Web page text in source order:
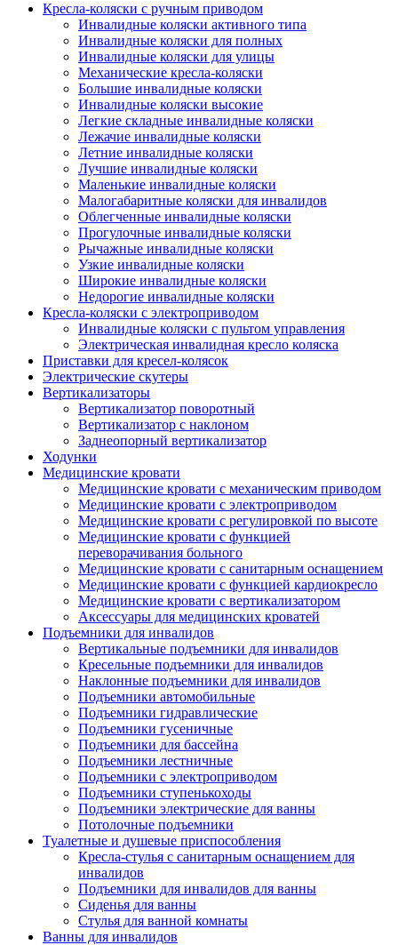
Кресла-коляски с ручным приводом
Инвалидные коляски активного типа
Инвалидные коляски для полных
Инвалидные коляски для улицы
Механические кресла-коляски
Большие инвалидные коляски
Инвалидные коляски высокие
Легкие складные инвалидные коляски
Лежачие инвалидные коляски
Летние инвалидные коляски
Лучшие инвалидные коляски
Маленькие инвалидные коляски
Малогабаритные коляски для инвалидов
Облегченные инвалидные коляски
Прогулочные инвалидные коляски
Рычажные инвалидные коляски
Узкие инвалидные коляски
Широкие инвалидные коляски
Недорогие инвалидные коляски
Кресла-коляски с электроприводом
Инвалидные коляски с пультом управления
Электрическая инвалидная кресло коляска
Приставки для кресел-колясок
Электрические скутеры
Вертикализаторы
Вертикализатор поворотный
Вертикализатор с наклоном
Заднеопорный вертикализатор
Ходунки
Медицинские кровати
Медицинские кровати с механическим приводом
Медицинские кровати с электроприводом
Медицинские кровати с регулировкой по высоте
Медицинские кровати с функцией
переворачивания больного
Медицинские кровати с санитарным оснащением
Медицинские кровати с функцией кардиокресло
Медицинские кровати с вертикализатором
Аксессуары для медицинских кроватей
Подъемники для инвалидов
Вертикальные подъемники для инвалидов
Кресельные подъемники для инвалидов
Наклонные подъемники для инвалидов
Подъемники автомобильные
Подъемники гидравлические
Подъемники гусеничные
Подъемники для бассейна
Подъемники лестничные
Подъемники с электроприводом
Подъемники ступенькоходы
Подъемники электрические для ванны
Потолочные подъемники
Туалетные и душевые приспособления
Кресла-стулья с санитарным оснащением для
инвалидов
Подъемники для инвалидов для ванны
Сиденья для ванны
Стулья для ванной комнаты
Ванны для инвалидов